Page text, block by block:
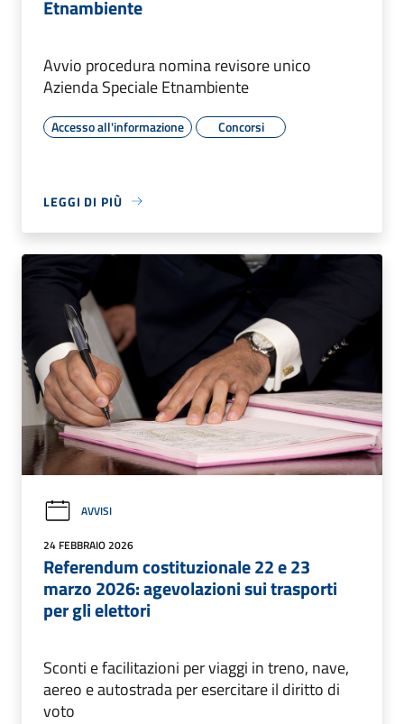
Etnambiente
Avvio procedura nomina revisore unico
Azienda Speciale Etnambiente
Accesso all'informazione Concorsi
LEGGI DI PIÙ
AVVISI
24 FEBBRAIO 2026
Referendum costituzionale 22 e 23
marzo 2026: agevolazioni sui trasporti
per gli elettori
Sconti e facilitazioni per viaggi in treno, nave,
aereo e autostrada per esercitare il diritto di
voto